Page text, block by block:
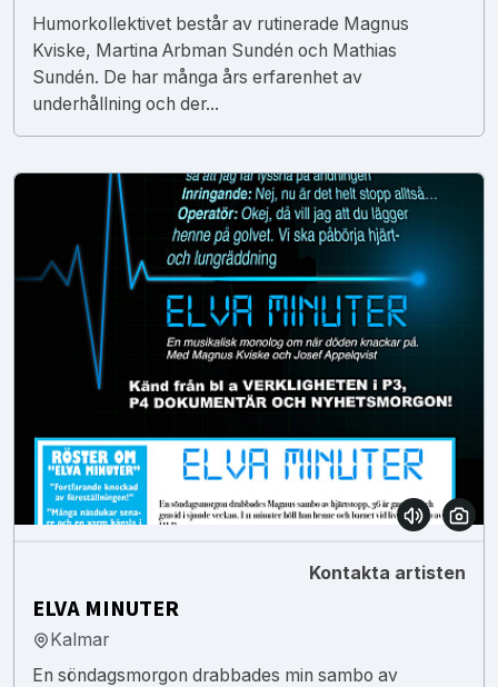
Humorkollektivet består av rutinerade Magnus
Kviske, Martina Arbman Sundén och Mathias
Sundén. De har många års erfarenhet av
underhållning och der...
Kontakta artisten
ELVA MINUTER
Kalmar
En söndagsmorgon drabbades min sambo av